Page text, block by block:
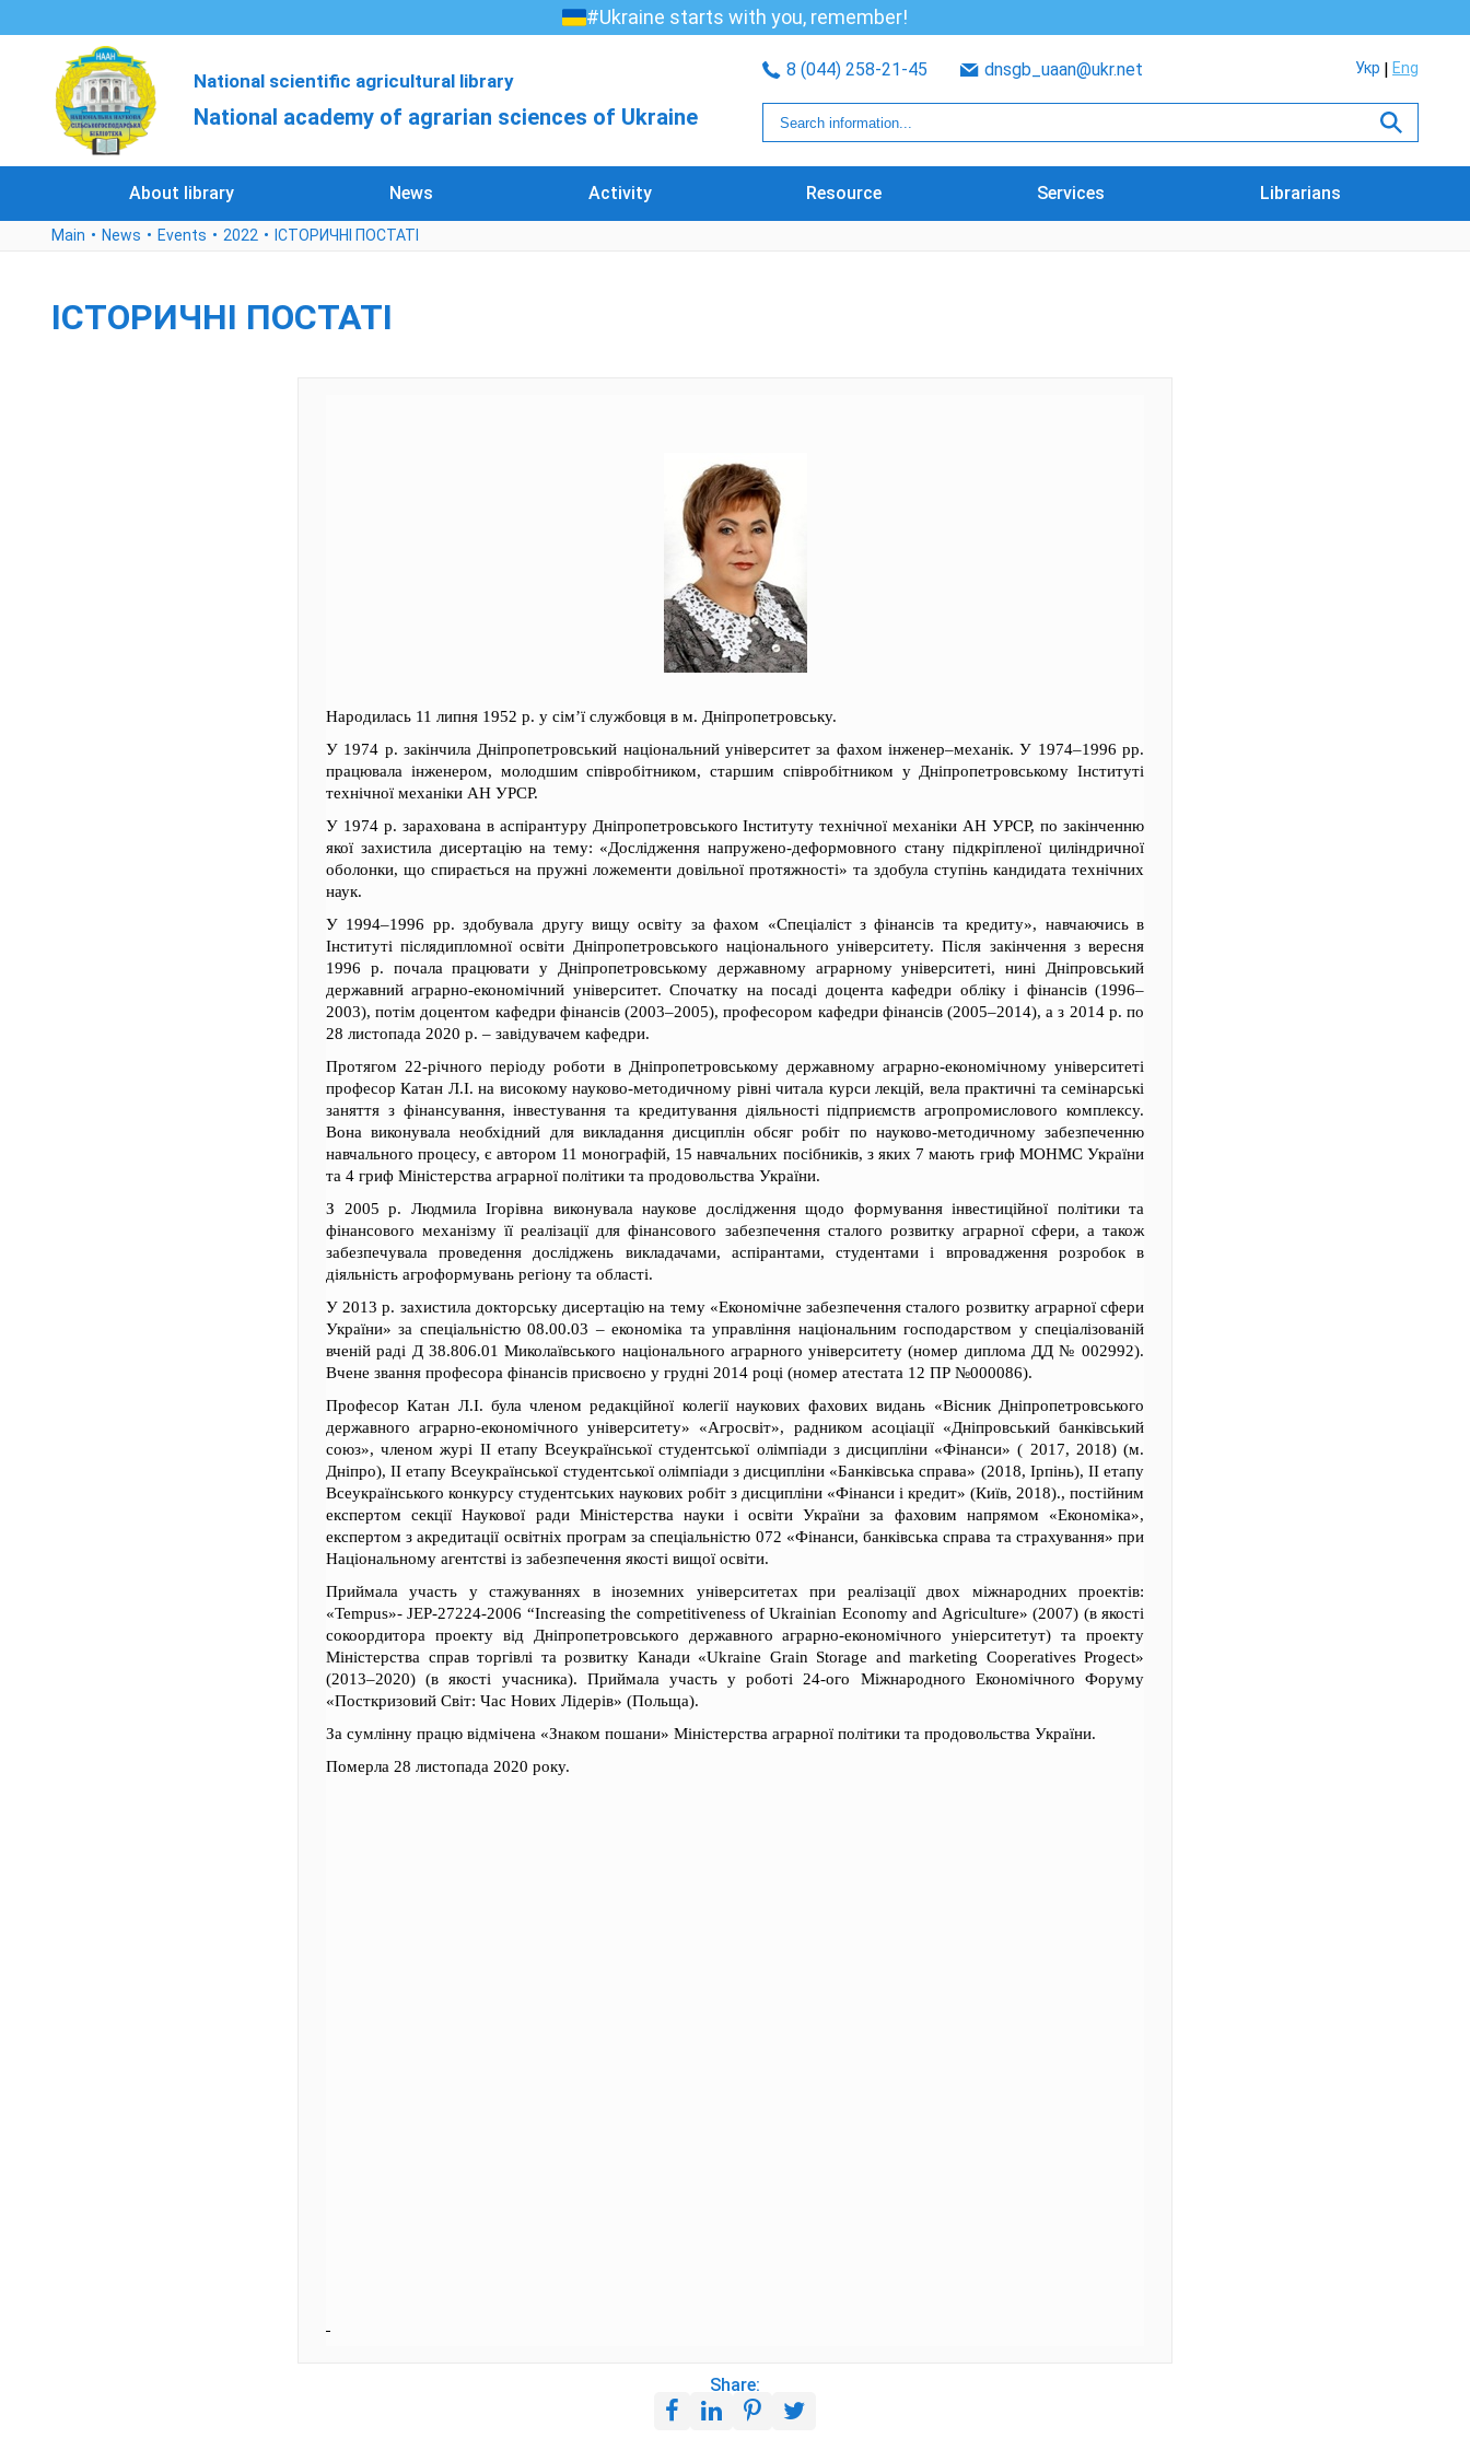
#Ukraine starts with you, remember!
National scientific agricultural library
National academy of agrarian sciences of Ukraine
8 (044) 258-21-45 dnsgb_uaan@ukr.net Укр Eng
About library News Activity Resource Services Librarians
Main News Events 2022 ІСТОРИЧНІ ПОСТАТІ
ІСТОРИЧНІ ПОСТАТІ
Народилась 11 липня 1952 р. у сім’ї службовця в м. Дніпропетровську.
У 1974 р. закінчила Дніпропетровський національний університет за фахом інженер–механік. У 1974–1996 рр.
працювала інженером, молодшим співробітником, старшим співробітником у Дніпропетровському Інституті
технічної механіки АН УРСР.
У 1974 р. зарахована в аспірантуру Дніпропетровського Інституту технічної механіки АН УРСР, по закінченню
якої захистила дисертацію на тему: «Дослідження напружено-деформовного стану підкріпленої циліндричної
оболонки, що спирається на пружні ложементи довільної протяжності» та здобула ступінь кандидата технічних
наук.
У 1994–1996 рр. здобувала другу вищу освіту за фахом «Спеціаліст з фінансів та кредиту», навчаючись в
Інституті післядипломної освіти Дніпропетровського національного університету. Після закінчення з вересня
1996 р. почала працювати у Дніпропетровському державному аграрному університеті, нині Дніпровський
державний аграрно-економічний університет. Спочатку на посаді доцента кафедри обліку і фінансів (1996–
2003), потім доцентом кафедри фінансів (2003–2005), професором кафедри фінансів (2005–2014), а з 2014 р. по
28 листопада 2020 р. – завідувачем кафедри.
Протягом 22-річного періоду роботи в Дніпропетровському державному аграрно-економічному університеті
професор Катан Л.І. на високому науково-методичному рівні читала курси лекцій, вела практичні та семінарські
заняття з фінансування, інвестування та кредитування діяльності підприємств агропромислового комплексу.
Вона виконувала необхідний для викладання дисциплін обсяг робіт по науково-методичному забезпеченню
навчального процесу, є автором 11 монографій, 15 навчальних посібників, з яких 7 мають гриф МОНМС України
та 4 гриф Міністерства аграрної політики та продовольства України.
З 2005 р. Людмила Ігорівна виконувала наукове дослідження щодо формування інвестиційної політики та
фінансового механізму її реалізації для фінансового забезпечення сталого розвитку аграрної сфери, а також
забезпечувала проведення досліджень викладачами, аспірантами, студентами і впровадження розробок в
діяльність агроформувань регіону та області.
У 2013 р. захистила докторську дисертацію на тему «Економічне забезпечення сталого розвитку аграрної сфери
України» за спеціальністю 08.00.03 – економіка та управління національним господарством у спеціалізованій
вченій раді Д 38.806.01 Миколаївського національного аграрного університету (номер диплома ДД № 002992).
Вчене звання професора фінансів присвоєно у грудні 2014 році (номер атестата 12 ПР №000086).
Професор Катан Л.І. була членом редакційної колегії наукових фахових видань «Вісник Дніпропетровського
державного аграрно-економічного університету» «Агросвіт», радником асоціації «Дніпровський банківський
союз», членом журі ІІ етапу Всеукраїнської студентської олімпіади з дисципліни «Фінанси» ( 2017, 2018) (м.
Дніпро), ІІ етапу Всеукраїнської студентської олімпіади з дисципліни «Банківська справа» (2018, Ірпінь), ІІ етапу
Всеукраїнського конкурсу студентських наукових робіт з дисципліни «Фінанси і кредит» (Київ, 2018)., постійним
експертом секції Наукової ради Міністерства науки і освіти України за фаховим напрямом «Економіка»,
експертом з акредитації освітніх програм за спеціальністю 072 «Фінанси, банківська справа та страхування» при
Національному агентстві із забезпечення якості вищої освіти.
Приймала участь у стажуваннях в іноземних університетах при реалізації двох міжнародних проектів:
«Tempus»- JEP-27224-2006 “Increasing the competitiveness of Ukrainian Economy and Agriculture» (2007) (в якості
сокоордитора проекту від Дніпропетровського державного аграрно-економічного уніерситетут) та проекту
Міністерства справ торгівлі та розвитку Канади «Ukraine Grain Storage and marketing Cooperatives Progect»
(2013–2020) (в якості учасника). Приймала участь у роботі 24-ого Міжнародного Економічного Форуму
«Посткризовий Світ: Час Нових Лідерів» (Польща).
За сумлінну працю відмічена «Знаком пошани» Міністерства аграрної політики та продовольства України.
Померла 28 листопада 2020 року.
Share: